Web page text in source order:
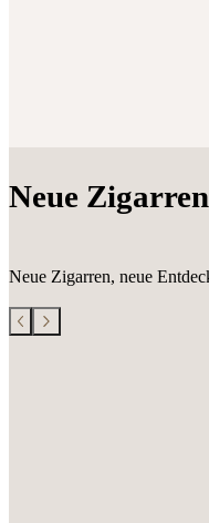
Neue Zigarren
Neue Zigarren, neue